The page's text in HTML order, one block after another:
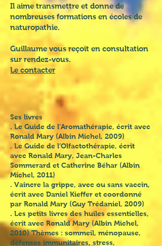
Il aime transmettre et donne de
nombreuses formations en écoles de
naturopathie.
Guillaume vous reçoit en consultation
sur rendez-vous.
Le contacter
Ses livres
. Le Guide de l’Aromathérapie, écrit avec
Ronald Mary (Albin Michel, 2009)
. Le Guide de l’Olfactothérapie, écrit
avec Ronald Mary, Jean-Charles
Sommerard et Catherine Béhar (Albin
Michel, 2011)
. Vaincre la grippe, avec ou sans vaccin,
écrit avec Daniel Kieffer et coordonné
par Ronald Mary (Guy Trédaniel, 2009)
. Les petits livres des huiles essentielles,
écrit avec Ronald Mary (Albin Michel,
2010) Thèmes : sommeil, ménopause,
défenses immunitaires, stress,